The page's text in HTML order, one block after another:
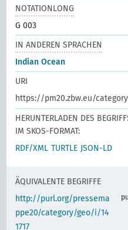
NOTATIONLONG
G 003
IN ANDEREN SPRACHEN
Indian Ocean
URI
https://pm20.zbw.eu/
HERUNTERLADEN DES
IM SKOS-FORMAT:
RDF/XML TURTLE JSON-LD
ÄQUIVALENTE BEGRIFFE
http://purl.org/pressema
ppe20/category/geo/i/14
1717